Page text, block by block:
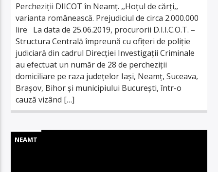
Percheziții DIICOT în Neamț. ,,Hoțul de cărți,,
varianta românească. Prejudiciul de circa 2.000.000
lire La data de 25.06.2019, procurorii D.I.I.C.O.T. –
Structura Centrală împreună cu ofiţeri de poliţie
judiciară din cadrul Direcţiei Investigaţii Criminale
au efectuat un număr de 28 de percheziții
domiciliare pe raza județelor Iași, Neamț, Suceava,
Brașov, Bihor și municipiului București, într-o
cauză vizând […]
NEAMT